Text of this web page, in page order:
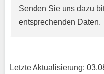
Senden Sie uns dazu
entsprechenden Daten.
Letzte Aktualisierung: